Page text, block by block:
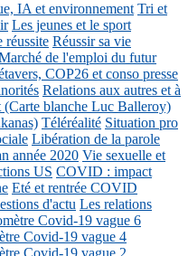
IA et environnement Tri et
Les jeunes et le sport
réussite Réussir sa vie
de l'emploi du futur
COP26 et conso presse
Relations aux autres et à
(Carte blanche Luc Balleroy)
Téléréalité Situation pro
Libération de la parole
année 2020 Vie sexuelle et
US COVID : impact
Eté et rentrée COVID
d'actu Les relations
Covid-19 vague 6
Covid-19 vague 4
Covid-19 vague 2